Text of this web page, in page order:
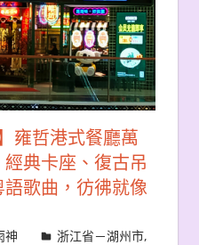
雍哲港式餐廳萬
典卡座、復古吊
歌曲，彷彿就像
神 浙江省－湖州市,